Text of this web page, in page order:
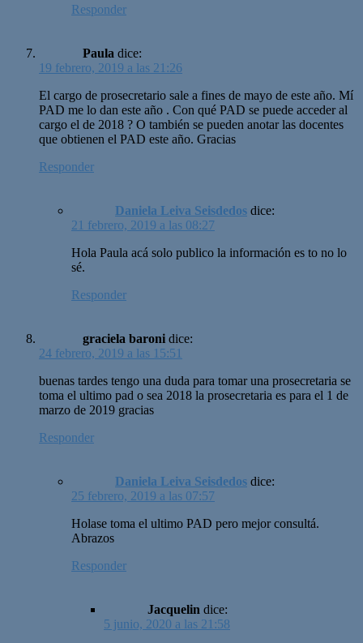
Responder
Paula dice:
19 febrero, 2019 a las 21:26
El cargo de prosecretario sale a fines de mayo de este año. Mí
PAD me lo dan este año . Con qué PAD se puede acceder al
cargo el de 2018 ? O también se pueden anotar las docentes
que obtienen el PAD este año. Gracias
Responder
Daniela Leiva Seisdedos dice:
21 febrero, 2019 a las 08:27
Hola Paula acá solo publico la información es to no lo
sé.
Responder
graciela baroni dice:
24 febrero, 2019 a las 15:51
buenas tardes tengo una duda para tomar una prosecretaria se
toma el ultimo pad o sea 2018 la prosecretaria es para el 1 de
marzo de 2019 gracias
Responder
Daniela Leiva Seisdedos dice:
25 febrero, 2019 a las 07:57
Holase toma el ultimo PAD pero mejor consultá.
Abrazos
Responder
Jacquelin dice:
5 junio, 2020 a las 21:58